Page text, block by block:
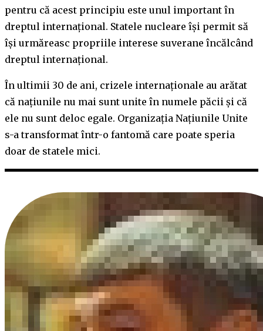
pentru că acest principiu este unul important în
dreptul internațional. Statele nucleare își permit să
își urmăreasc propriile interese suverane încălcând
dreptul internațional.
În ultimii 30 de ani, crizele internaționale au arătat
că națiunile nu mai sunt unite în numele păcii și că
ele nu sunt deloc egale. Organizația Națiunile Unite
s-a transformat într-o fantomă care poate speria
doar de statele mici.